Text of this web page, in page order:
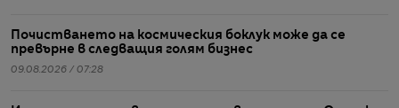
Почистването на космическия боклук може да се
превърне в следващия голям бизнес
09.08.2026 / 07:28